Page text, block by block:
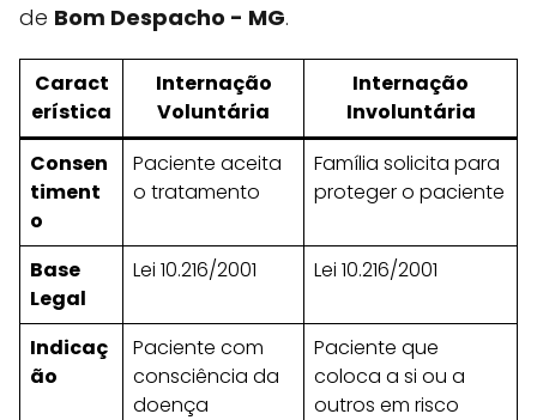
de Bom Despacho - MG.
Caract
erística
Internação
Voluntária
Internação
Involuntária
Consen
timent
o
Paciente aceita
o tratamento
Família solicita para
proteger o paciente
Base
Legal
Lei 10.216/2001 Lei 10.216/2001
Indicaç
ão
Paciente com
consciência da
doença
Paciente que
coloca a si ou a
outros em risco